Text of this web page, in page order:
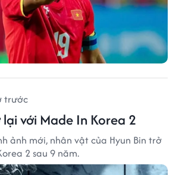
trước
với Made In Korea 2
ảnh mới, nhân vật của Hyun Bin trở
2 sau 9 năm.